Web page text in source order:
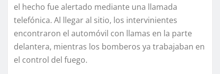
el hecho fue alertado mediante una llamada
telefónica. Al llegar al sitio, los intervinientes
encontraron el automóvil con llamas en la parte
delantera, mientras los bomberos ya trabajaban en
el control del fuego.